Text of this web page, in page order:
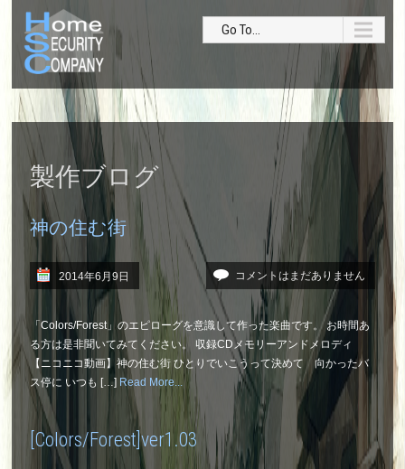
Go To...
製作ブログ
神の住む街
2014年6月9日 コメントはまだありません
「Colors/Forest」のエピローグを意識して作った楽曲です。 お時間あ
る方は是非聞いてみてください。 収録CDメモリーアンドメロディ
【ニコニコ動画】神の住む街 ひとりでいこうって決めて 向かったバ
ス停に いつも […] Read More...
[Colors/Forest]ver1.03